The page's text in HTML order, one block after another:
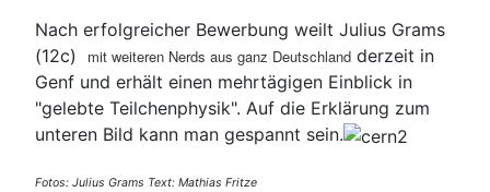
Nach erfolgreicher Bewerbung weilt Julius Grams
(12c) mit weiteren Nerds aus ganz Deutschland derzeit in
Genf und erhält einen mehrtägigen Einblick in
"gelebte Teilchenphysik". Auf die Erklärung zum
unteren Bild kann man gespannt sein.
Fotos: Julius Grams Text: Mathias Fritze